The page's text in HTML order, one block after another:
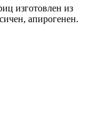
изготовлен из
апирогенен.